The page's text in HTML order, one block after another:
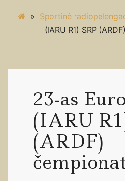
» Sportinė
(IARU R1) SRP
23-as
(IARU
(ARDF)